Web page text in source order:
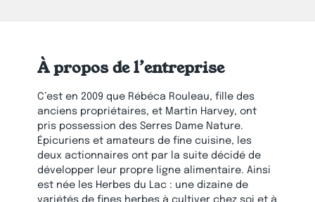
À propos de l’entreprise
C’est en 2009 que Rébéca Rouleau, fille des
anciens propriétaires, et Martin Harvey, ont
pris possession des Serres Dame Nature.
Épicuriens et amateurs de fine cuisine, les
deux actionnaires ont par la suite décidé de
développer leur propre ligne alimentaire. Ainsi
est née les Herbes du Lac : une dizaine de
variétés de fines herbes à cultiver chez soi et à